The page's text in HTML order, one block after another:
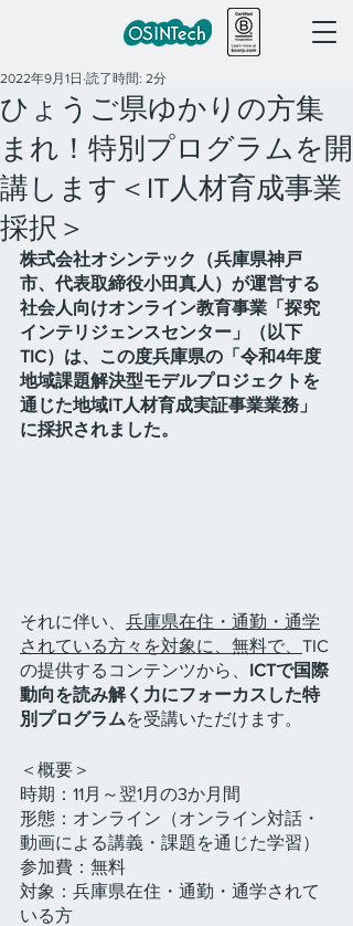
ひょうご県ゆかりの方集
まれ！特別プログラムを開
講します＜IT人材育成事業
採択＞
2022年9月1日 読了時間: 2分
株式会社オシンテック（兵庫県神戸
市、代表取締役小田真人）が運営する
社会人向けオンライン教育事業「探究
インテリジェンスセンター」（以下
TIC）は、この度兵庫県の「令和4年度
地域課題解決型モデルプロジェクトを
通じた地域IT人材育成実証事業業務」
に採択されました。
それに伴い、 兵庫県在住・通勤・通学
されている方々を対象に、無料で、 TIC
の提供するコンテンツから、 ICTで国際
動向を読み解く力にフォーカスした特
別プログラムを受講いただけます。
＜概要＞
時期：11月～翌1月の3か月間
形態：オンライン（オンライン対話・
動画による講義・課題を通じた学習）
参加費：無料
対象：兵庫県在住・通勤・通学されて
いる方